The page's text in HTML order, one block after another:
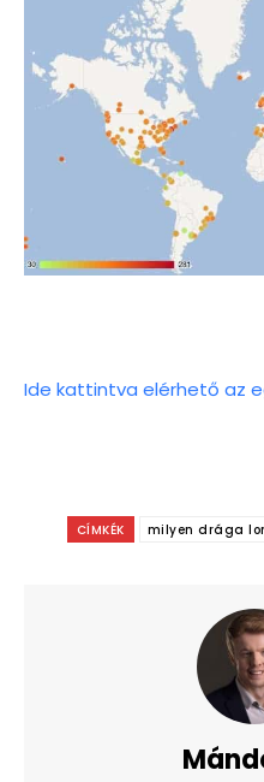
Ide kattintva elérhető az
CÍMKÉK milyen drága